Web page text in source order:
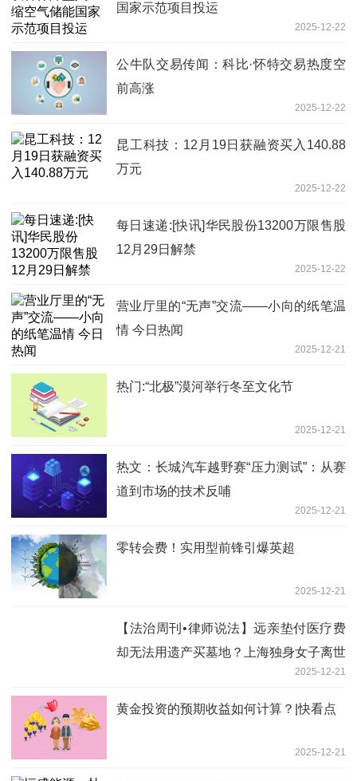
国家示范项目投运
2025-12-22
公牛队交易传闻：科比·怀特交易热度空
前高涨
2025-12-22
昆工科技：12月19日获融资买入140.88
万元
2025-12-22
每日速递:[快讯]华民股份13200万限售股
12月29日解禁
2025-12-22
营业厅里的“无声”交流——小向的纸笔温
情 今日热闻
2025-12-21
热门:“北极”漠河举行冬至文化节
2025-12-21
热文：长城汽车越野赛“压力测试”：从赛
道到市场的技术反哺
2025-12-21
零转会费！实用型前锋引爆英超
2025-12-21
【法治周刊•律师说法】远亲垫付医疗费
却无法用遗产买墓地？上海独身女子离世
2025-12-21
黄金投资的预期收益如何计算？|快看点
2025-12-21